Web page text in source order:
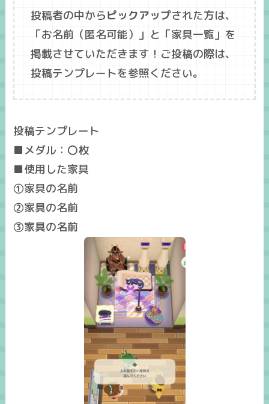
投稿者の中からピックアップされた方は、
「お名前 （匿名可能）」と「家具一覧 」を
掲載させていただきます！ご投稿の際は、
投稿テンプレートを参照ください。
投稿テンプレート
■メダル：〇枚
■使用した家具
①家具の名前
②家具の名前
③家具の名前